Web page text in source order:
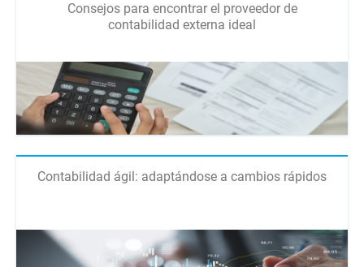
Consejos para encontrar el proveedor de
contabilidad externa ideal
Contabilidad ágil: adaptándose a cambios rápidos